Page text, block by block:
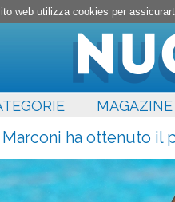
MAGAZINE
ha ottenuto il
web utilizza cookies per